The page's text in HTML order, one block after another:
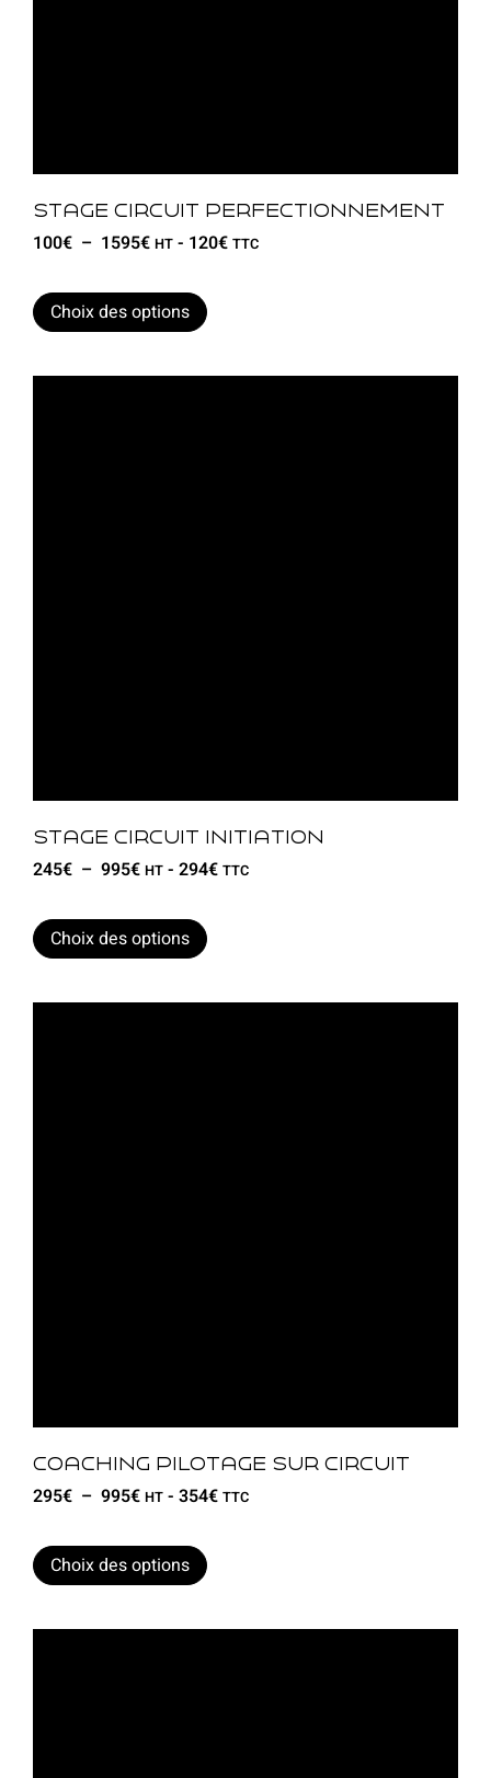
Stage circuit perfectionnement
100€ – 1595€ HT - 120€ TTC
Choix des options
Stage circuit initiation
245€ – 995€ HT - 294€ TTC
Choix des options
Coaching pilotage sur circuit
295€ – 995€ HT - 354€ TTC
Choix des options